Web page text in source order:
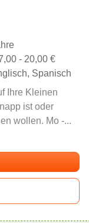
- 20,00 €
Spanisch
Ihre Kleinen
ist oder
wollen. Mo -...